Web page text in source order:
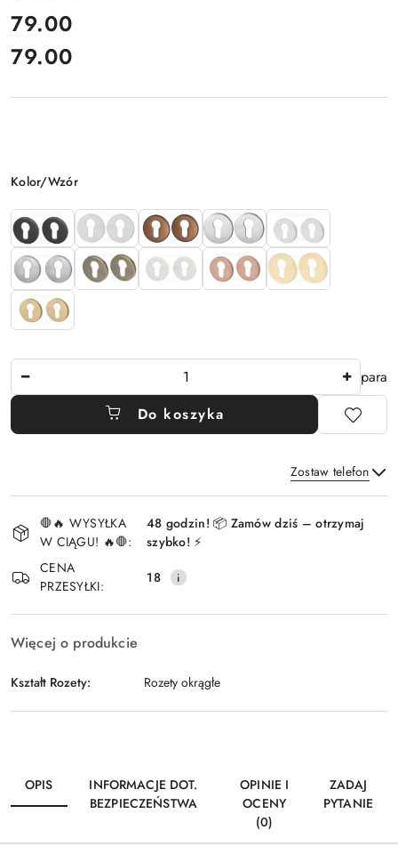
cena:
79.00
Cena:
79.00
Wariant
Kolor/Wzór
para
Do koszyka
Zostaw telefon
Wyślij
i
dostawa
🛑🔥 WYSYŁKA
W CIĄGU! 🔥🛑:
48 godzin! 📦 Zamów dziś – otrzymaj
szybko! ⚡
CENA
PRZESYŁKI:
18
Więcej o produkcie
Kształt Rozety: Rozety okrągłe
OPIS
INFORMACJE DOT.
BEZPIECZEŃSTWA
OPINIE I
OCENY
(0)
ZADAJ
PYTANIE